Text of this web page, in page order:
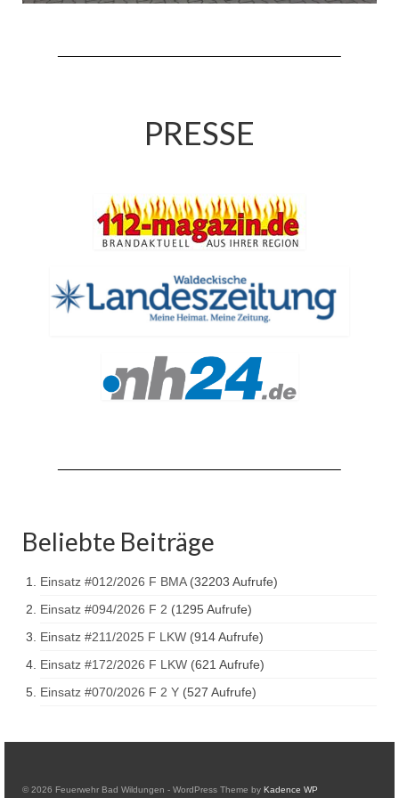
Benefizkonzert 2021
Fahrzeuge & Technik
Stützpunkt
Einsatzfahrzeuge
Einsatzleitwagen ELW 1
Drehleiter DLK 23/12
Tanklöschfahrzeug TLF 4000
Löschgruppenfahrzeug LF 20 KatS
Gerätewagen Logistik GW-L 2
Tanklöschfahrzeug TLF 16/24 Tr
Gerätewagen Gefahrgut GW-G
GDekonP-LKW
PRESSE
Beliebte Beiträge
Einsatz #012/2026 F BMA (32203 Aufrufe)
Einsatz #094/2026 F 2 (1295 Aufrufe)
Einsatz #211/2025 F LKW (914 Aufrufe)
Einsatz #172/2026 F LKW (621 Aufrufe)
Einsatz #070/2026 F 2 Y (527 Aufrufe)
© 2026 Feuerwehr Bad Wildungen - WordPress Theme by Kadence WP